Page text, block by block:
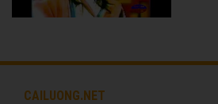
CAILUONG.NET